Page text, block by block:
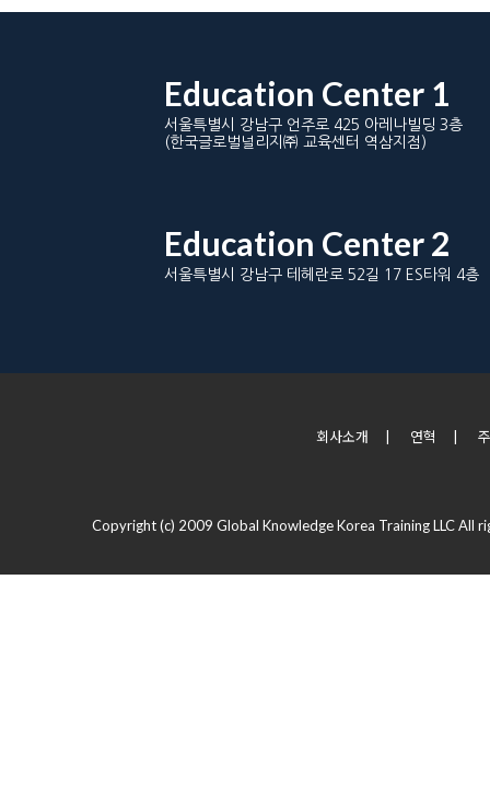
Education Center 1
서울특별시 강남구 언주로 425 아레나빌딩 3층
(한국글로벌널리지㈜ 교육센터 역삼지점)
Education Center 2
서울특별시 강남구 테헤란로 52길 17 ES타워 4층
회사소개 연혁
Copyright (c) 2009 Global Knowledge Korea Training LLC All